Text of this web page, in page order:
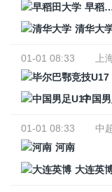
早稻田大学
清华大
01-01 08:33
上
中国男
01-01 08:33
中
河南
大连英